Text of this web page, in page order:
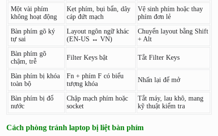
Một vài phím
không hoạt động
Kẹt phím, bụi bẩn, dây
cáp đứt mạch
Vệ sinh phím hoặc thay
phím đơn lẻ
Bàn phím gõ ký
tự sai
Layout ngôn ngữ khác
(EN-US ↔ VN)
Chuyển layout bằng Shift
+ Alt
Bàn phím gõ
chậm, trễ
Filter Keys bật Tắt Filter Keys
Bàn phím bị khóa
toàn bộ
Fn + phím F có biểu
tượng khóa
Nhấn lại để mở
Bàn phím bị đổ
nước
Chập mạch phím hoặc
socket
Tắt máy, lau khô, mang
kỹ thuật kiểm tra
Cách phòng tránh laptop bị liệt bàn phím